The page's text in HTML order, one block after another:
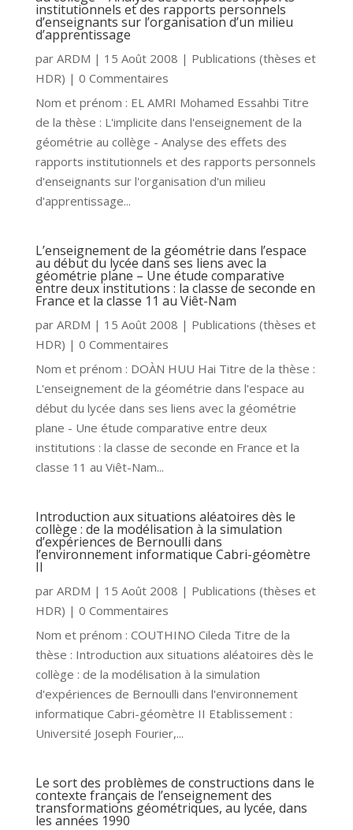
institutionnels et des rapports personnels
d’enseignants sur l’organisation d’un milieu
d’apprentissage
par ARDM | 15 Août 2008 | Publications (thèses et
HDR) | 0 Commentaires
Nom et prénom : EL AMRI Mohamed Essahbi Titre
de la thèse : L'implicite dans l'enseignement de la
géométrie au collège - Analyse des effets des
rapports institutionnels et des rapports personnels
d'enseignants sur l'organisation d'un milieu
d'apprentissage...
L’enseignement de la géométrie dans l’espace
au début du lycée dans ses liens avec la
géométrie plane – Une étude comparative
entre deux institutions : la classe de seconde en
France et la classe 11 au Viêt-Nam
par ARDM | 15 Août 2008 | Publications (thèses et
HDR) | 0 Commentaires
Nom et prénom : DOÀN HUU Hai Titre de la thèse :
L'enseignement de la géométrie dans l'espace au
début du lycée dans ses liens avec la géométrie
plane - Une étude comparative entre deux
institutions : la classe de seconde en France et la
classe 11 au Viêt-Nam...
Introduction aux situations aléatoires dès le
collège : de la modélisation à la simulation
d’expériences de Bernoulli dans
l’environnement informatique Cabri-géomètre
II
par ARDM | 15 Août 2008 | Publications (thèses et
HDR) | 0 Commentaires
Nom et prénom : COUTHINO Cileda Titre de la
thèse : Introduction aux situations aléatoires dès le
collège : de la modélisation à la simulation
d'expériences de Bernoulli dans l'environnement
informatique Cabri-géomètre II Etablissement :
Université Joseph Fourier,...
Le sort des problèmes de constructions dans le
contexte français de l’enseignement des
transformations géométriques, au lycée, dans
les années 1990